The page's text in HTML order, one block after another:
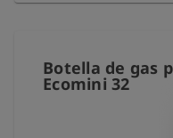
botellas vacías a
Nos
Botella de gas
Ecomini 32